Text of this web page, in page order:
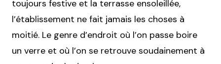
toujours festive et la terrasse ensoleillée,
l’établissement ne fait jamais les choses à
moitié. Le genre d’endroit où l’on passe boire
un verre et où l’on se retrouve soudainement à